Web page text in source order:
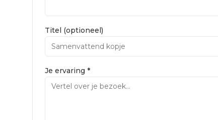
Titel (optioneel)
Je ervaring *